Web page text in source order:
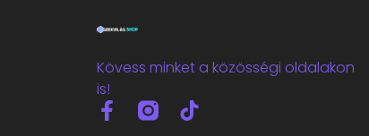
Kövess minket a közösségi oldalakon
is!